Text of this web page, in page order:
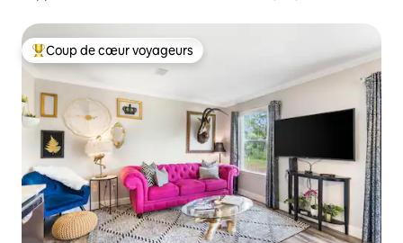
Coups de cœur voyageurs les plus appréciés
Coup de cœur voyageurs